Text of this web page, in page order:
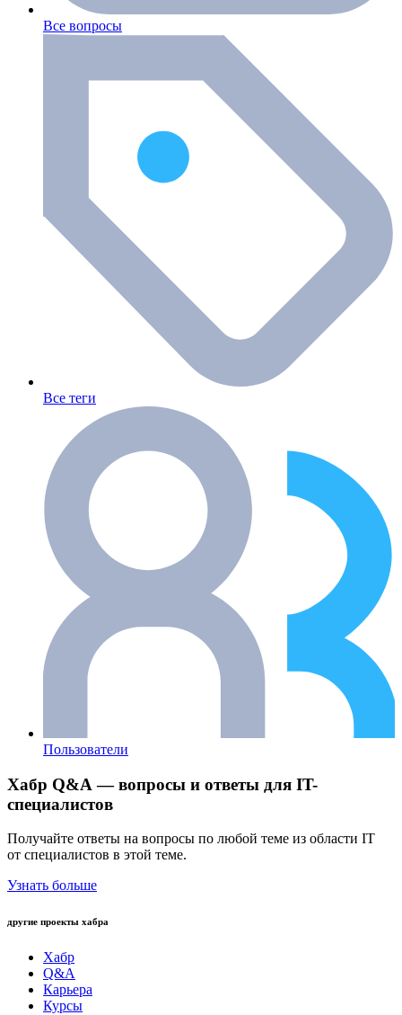
Все вопросы
Все теги
Пользователи
Хабр Q&A — вопросы и ответы для IT-
специалистов
Получайте ответы на вопросы по любой теме из области IT
от специалистов в этой теме.
Узнать больше
другие проекты хабра
Хабр
Q&A
Карьера
Курсы